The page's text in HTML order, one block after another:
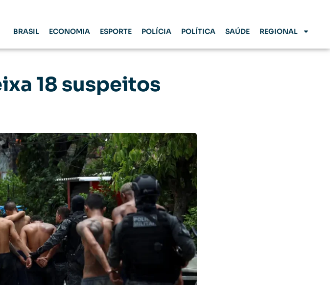
BRASIL ECONOMIA ESPORTE POLÍCIA POLÍTICA SAÚDE REGIONAL
18 suspeitos